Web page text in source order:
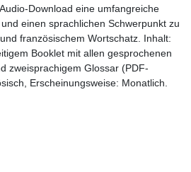
Download eine umfangreiche
einen sprachlichen Schwerpunkt zu
französischem Wortschatz. Inhalt:
Booklet mit allen gesprochenen
zweisprachigem Glossar (PDF-
Erscheinungsweise: Monatlich.